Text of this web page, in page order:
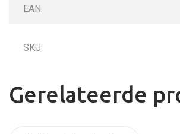
EAN
SKU
Gerelateerde